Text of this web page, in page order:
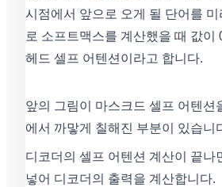
시점에서 앞으로 오게 될 단어를
로 소프트맥스를 계산했을 때 값이
헤드 셀프 어텐션이라고 합니다.
앞의 그림이 마스크드 셀프 어텐
에서 까맣게 칠해진 부분이 있습
디코더의 셀프 어텐션 계산이 끝
넣어 디코더의 출력을 계산합니다.